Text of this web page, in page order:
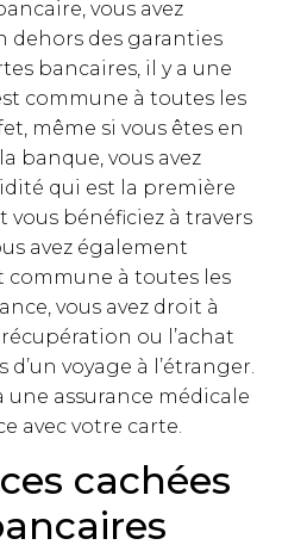
vous avez
dehors des garanties
bancaires, il y a une
commune à toutes les
même si vous êtes en
banque, vous avez
qui est la première
vous bénéficiez à travers
avez également
commune à toutes les
vous avez droit à
ou l’achat
voyage à l’étranger.
une assurance médicale
avec votre carte.
cachées